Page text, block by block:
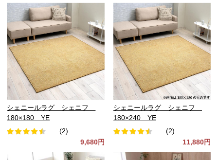
シェニールラグ シェニフ
180×180 YE
(2)
9,680円
シェニールラグ シェニフ
180×240 YE
(2)
11,880円